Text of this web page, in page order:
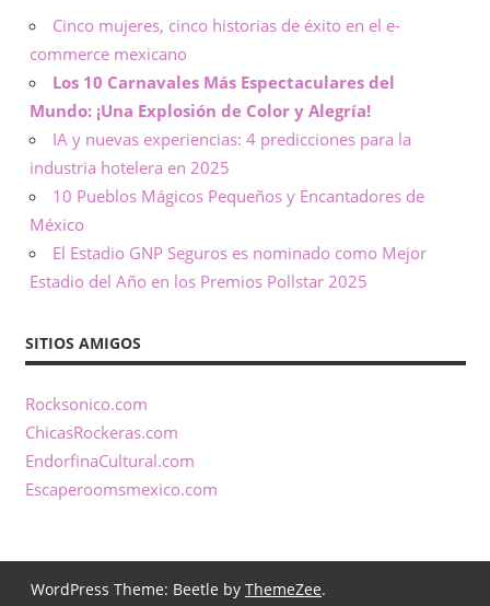
Cinco mujeres, cinco historias de éxito en el e-
commerce mexicano
Los 10 Carnavales Más Espectaculares del
Mundo: ¡Una Explosión de Color y Alegría!
IA y nuevas experiencias: 4 predicciones para la
industria hotelera en 2025
10 Pueblos Mágicos Pequeños y Encantadores de
México
El Estadio GNP Seguros es nominado como Mejor
Estadio del Año en los Premios Pollstar 2025
SITIOS AMIGOS
Rocksonico.com
ChicasRockeras.com
EndorfinaCultural.com
Escaperoomsmexico.com
WordPress Theme: Beetle by ThemeZee.